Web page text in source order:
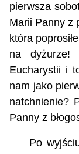
pierwsza
Marii Panny z
która
na dyżurze!
Eucharystii i
nam jako
natchnienie?
Panny z
Po wyjściu